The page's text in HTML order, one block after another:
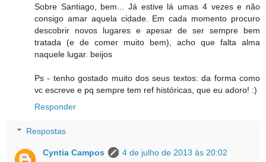
Sobre Santiago, bem... Já estive lá umas 4 vezes e não
consigo amar aquela cidade. Em cada momento procuro
descobrir novos lugares e apesar de ser sempre bem
tratada (e de comer muito bem), acho que falta alma
naquele lugar. beijos
Ps - tenho gostado muito dos seus textos: da forma como
vc escreve e pq sempre tem ref históricas, que eu adoro! :)
Responder
Respostas
Cyntia Campos
4 de julho de 2013 às 20:02